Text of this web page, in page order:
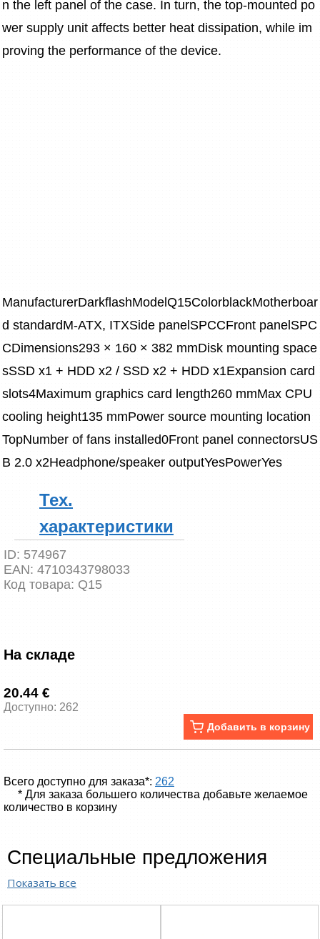
n the left panel of the case. In turn, the top-mounted po
wer supply unit affects better heat dissipation, while im
proving the performance of the device.
ManufacturerDarkflashModelQ15ColorblackMotherboar
d standardM-ATX, ITXSide panelSPCCFront panelSPC
CDimensions293 × 160 × 382 mmDisk mounting space
sSSD x1 + HDD x2 / SSD x2 + HDD x1Expansion card
slots4Maximum graphics card length260 mmMax CPU
cooling height135 mmPower source mounting location
TopNumber of fans installed0Front panel connectorsUS
B 2.0 x2Headphone/speaker outputYesPowerYes
Тех.
характеристики
ID: 574967
EAN: 4710343798033
Код товара: Q15
На складе
20.44 €
Доступно: 262
Добавить в корзину
Всего доступно для заказа*: 262
* Для заказа большего количества добавьте желаемое
количество в корзину
Специальные предложения
Показать все